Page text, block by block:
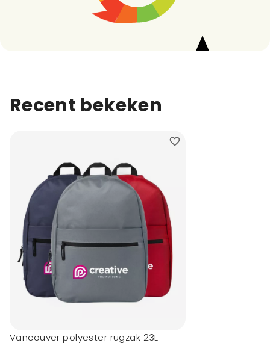
Recent bekeken
Vancouver polyester rugzak 23L